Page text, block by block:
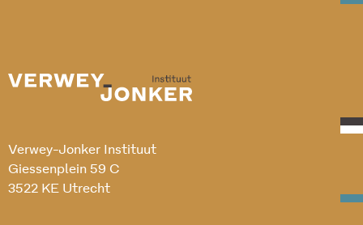
Verwey-Jonker Instituut
Giessenplein 59 C
3522 KE Utrecht